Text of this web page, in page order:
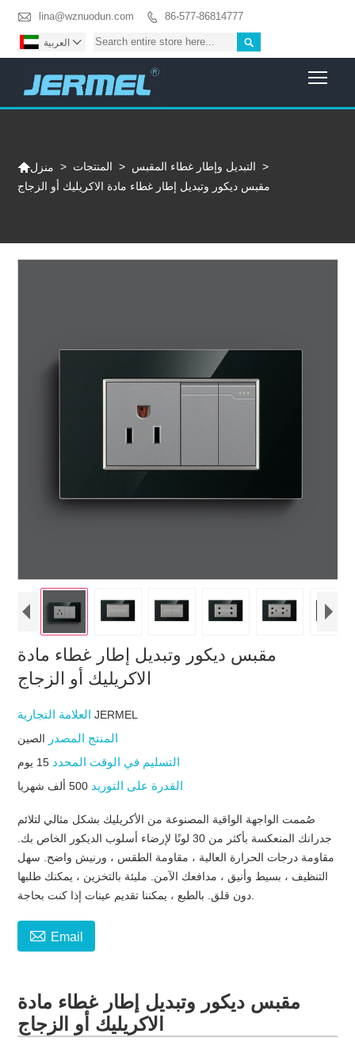
 lina@wznuodun.com  86-577-86814777
 العربية 
منزل > المنتجات > التبديل وإطار غطاء المقبس >
مقبس ديكور وتبديل إطار غطاء مادة الاكريليك أو الزجاج
مقبس ديكور وتبديل إطار غطاء مادة
الاكريليك أو الزجاج
العلامة التجاريةJERMEL
المنتج المصدر الصين
التسليم في الوقت المحدد 15 يوم
القدرة على التوريد 500 ألف شهريا
صُممت الواجهة الواقية المصنوعة من الأكريليك بشكل مثالي لتلائم
جدرانك المنعكسة بأكثر من 30 لونًا لإرضاء أسلوب الديكور الخاص بك.
مقاومة درجات الحرارة العالية ، مقاومة الطقس ، ورنيش واضح. سهل
التنظيف ، بسيط وأنيق ، مدافعك الآمن. مليئة بالتخزين ، يمكنك طلبها
 Email
مقبس ديكور وتبديل إطار غطاء مادة
الاكريليك أو الزجاج